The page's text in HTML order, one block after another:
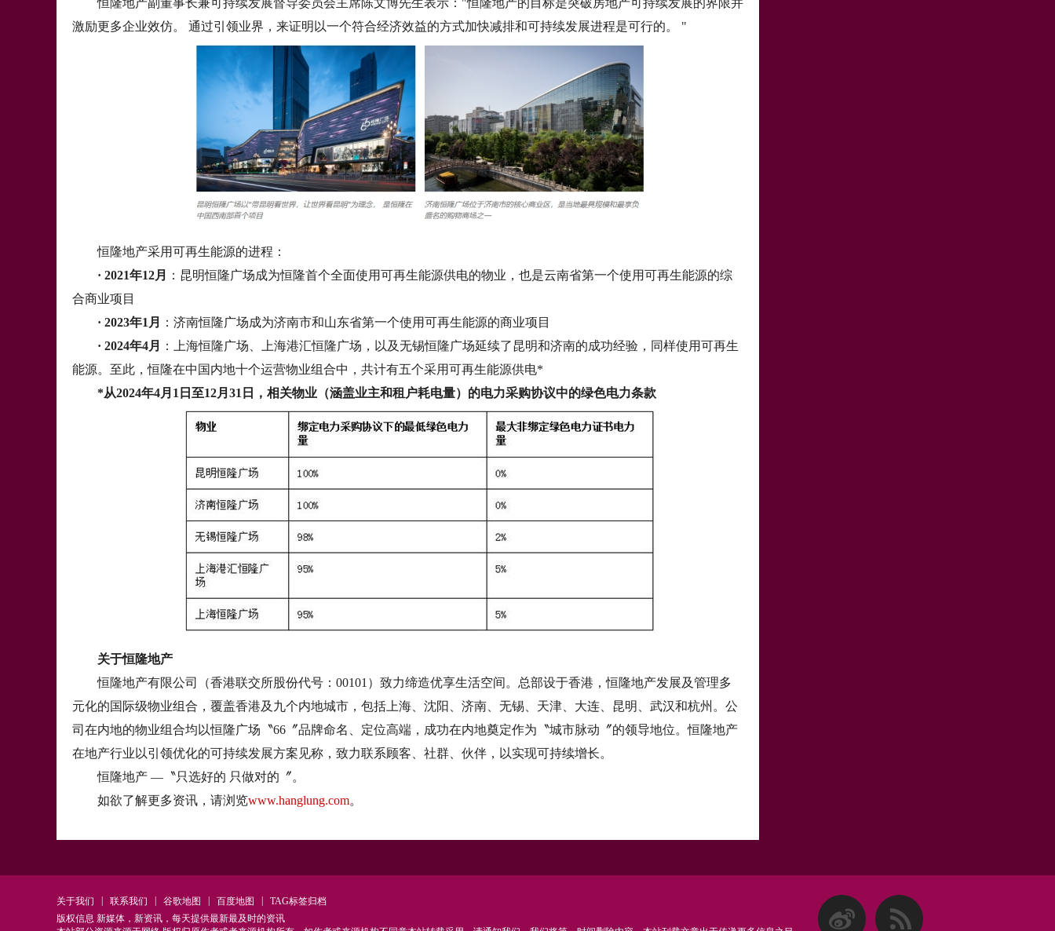
恒隆地产副董事长兼可持续发展督导委员会主席陈文博先生表示："恒隆地产的目标是突破房地产可持续发展的界限并
激励更多企业效仿。 通过引领业界，来证明以一个符合经济效益的方式加快减排和可持续发展进程是可行的。 "
恒隆地产采用可再生能源的进程：
· 2021年12月
：昆明恒隆广场成为恒隆首个全面使用可再生能源供电的物业，也是云南省第一个使用可再生能源的综
合商业项目
· 2023年1月
：济南恒隆广场成为济南市和山东省第一个使用可再生能源的商业项目
· 2024年4月
：上海恒隆广场、上海港汇恒隆广场，以及无锡恒隆广场延续了昆明和济南的成功经验，同样使用可再生
能源。至此，恒隆在中国内地十个运营物业组合中，共计有五个采用可再生能源供电*
*从2024年4月1日至12月31日，相关物业（涵盖业主和租户耗电量）的电力采购协议中的绿色电力条款
关于恒隆地产
恒隆地产有限公司（香港联交所股份代号：00101）致力缔造优享生活空间。总部设于香港，恒隆地产发展及管理多
元化的国际级物业组合，覆盖香港及九个内地城市，包括上海、沈阳、济南、无锡、天津、大连、昆明、武汉和杭州。公
司在内地的物业组合均以恒隆广场〝66〞品牌命名、定位高端，成功在内地奠定作为〝城市脉动〞的领导地位。恒隆地产
在地产行业以引领优化的可持续发展方案见称，致力联系顾客、社群、伙伴，以实现可持续增长。
恒隆地产 —〝只选好的 只做对的〞。
如欲了解更多资讯，请浏览www.hanglung.com。
关于我们 联系我们 谷歌地图 百度地图
TAG标签归档
版权信息 新媒体，新资讯，每天提供最新最及时的资讯